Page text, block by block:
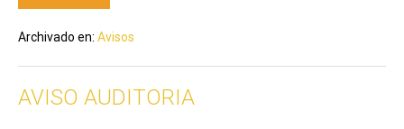
Archivado en: Avisos
AVISO AUDITORIA